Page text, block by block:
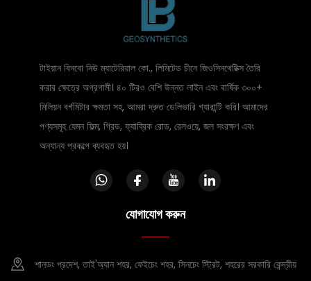
টাইয়ান বিনবো নিউ ম্যাটেরিয়াল কো., লিমিটেড চীনে জিওসিনথেটিক্স তৈরি
করার ক্ষেত্রে অগ্রগামী। ৪০ টিরও বেশি উন্নত লাইন এবং বার্ষিক ৩০০+
মিলিয়ন বর্গমিটার ক্ষমতা সহ, আমরা দ্রুত ডেলিভারি গ্যারান্টি করি। আমাদের
পণ্যসমূহ যেমন ফিল্ম, গ্রিড, ফ্যাব্রিক রোড, রেলওয়ে, জল সংরক্ষণ এবং
অন্যান্য প্রকল্পে ব্যবহৃত হয়।
যোগাযোগ করুন
শানডং প্রদেশ, তাই'অ্যান শহর, ফেইচেং শহর, সিনচেং স্ট্রিট, শহরের সরকারি কেন্দ্রীয়